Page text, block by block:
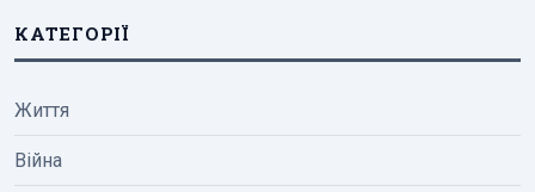
КАТЕГОРІЇ
Життя
Війна